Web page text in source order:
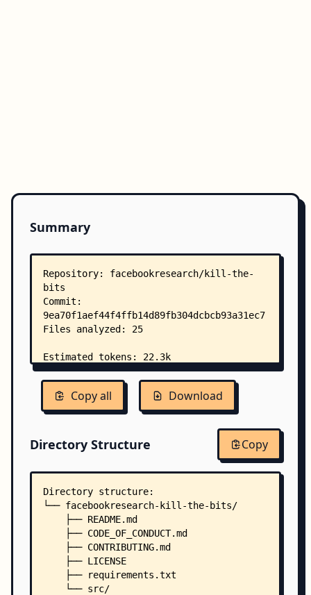
Summary
Copy all Download
Directory Structure Copy
Directory structure:
└── facebookresearch-kill-the-bits/
    ├── README.md
    ├── CODE_OF_CONDUCT.md
    ├── CONTRIBUTING.md
    ├── LICENSE
    ├── requirements.txt
    └── src/